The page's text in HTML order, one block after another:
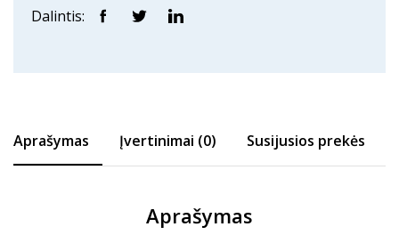
Dalintis:
Aprašymas Įvertinimai (0) Susijusios prekės
Aprašymas